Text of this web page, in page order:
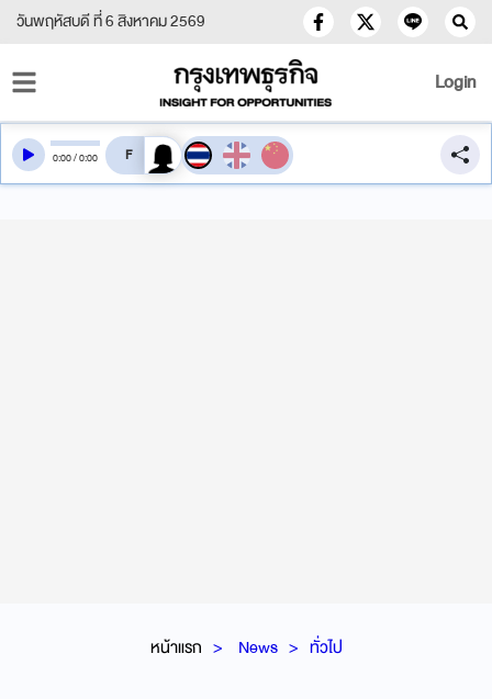
วันพฤหัสบดี ที่ 6 สิงหาคม 2569
Login
หน้าแรก News ทั่วไป
0:00/0:00 สลับเสียงอ่าน